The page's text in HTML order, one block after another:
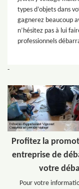
types d’objets dans
gagnerez beaucoup
n’hésitez pas à lui
professionnels
-
Profitez la
entreprise de
votre
Pour votre